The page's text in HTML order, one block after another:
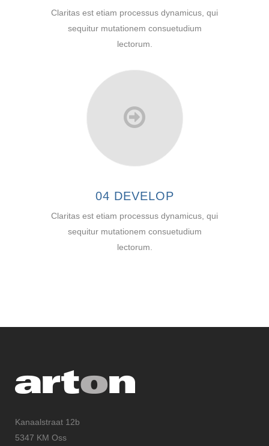
Claritas est etiam processus dynamicus, qui
sequitur mutationem consuetudium
lectorum.
04 DEVELOP
Claritas est etiam processus dynamicus, qui
sequitur mutationem consuetudium
lectorum.
Kanaalstraat 12b
5347 KM Oss